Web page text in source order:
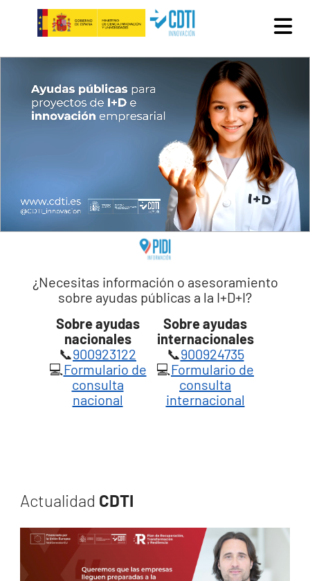
Pasar al contenido principal
¿Necesitas información o asesoramiento
sobre ayudas públicas a la I+D+I?
Sobre ayudas
nacionales
Sobre ayudas
internacionales
📞900923122 📞900924735
💻Formulario de
consulta
nacional
💻Formulario de
consulta
internacional
Actualidad CDTI